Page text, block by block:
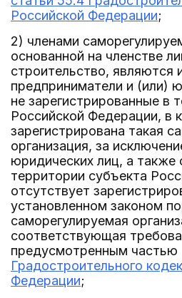
Российской Федерации;
2) членами
основанной на членстве
строительство, являются
предприниматели и (или)
не зарегистрированные в
Российской Федерации, в
зарегистрирована такая
организация, за
юридических лиц, а также
территории субъекта
отсутствует
установленном законом
саморегулируемая
соответствующая
предусмотренным частью
Градостроительного
Федерации;